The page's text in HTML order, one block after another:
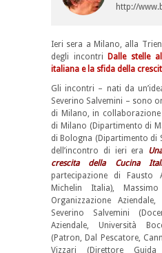
http://
Ieri sera a Milano, alla
degli incontri Dalle stelle
italiana e la sfida della
Gli incontri – nati da
Severino Salvemini – sono
di Milano, in collaborazione
di Milano (Dipartimento di
di Bologna (Dipartimento di
dell’incontro di ieri era
crescita della Cucina
partecipazione di Fausto
Michelin Italia),
Organizzazione
Severino Salvemini
Aziendale, Università
(Patron, Dal Pescatore,
Vizzari (Direttore